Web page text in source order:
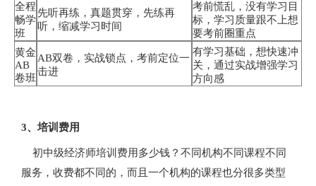
全程
畅学
班
先听再练，真题贯穿，先练再
听，缩减学习时间
考前慌乱，没有学习目
标，学习质量跟不上想
要考前圈重点
黄金
AB
卷班
AB双卷，实战锁点，考前定位一
击进
有学习基础，想快速冲
关，通过实战增强学习
方向感
3、培训费用
初中级经济师培训费用多少钱？不同机构不同课程不同
服务，收费都不同的，而且一个机构的课程也分很多类型